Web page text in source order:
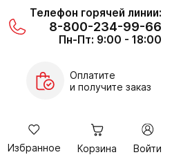
Телефон горячей линии:
8-800-234-99-66
Пн-Пт: 9:00 - 18:00
Оплатите
и получите заказ
Избранное Корзина Войти